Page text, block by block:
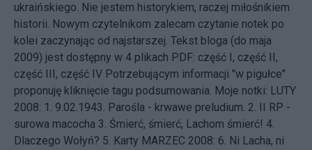
ukraińskiego. Nie jestem historykiem, raczej miłośnikiem
historii. Nowym czytelnikom zalecam czytanie notek po
kolei zaczynając od najstarszej. Tekst bloga (do maja
2009) jest dostępny w 4 plikach PDF: część I, część II,
część III, część IV Potrzebującym informacji "w pigułce"
proponuję kliknięcie tagu podsumowania. Moje notki: LUTY
2008: 1. 9.02.1943. Parośla - krwawe preludium. 2. II RP -
surowa macocha 3. Śmierć, śmierć, Lachom śmierć! 4.
Dlaczego Wołyń? 5. Karty MARZEC 2008: 6. Ni Lacha, ni